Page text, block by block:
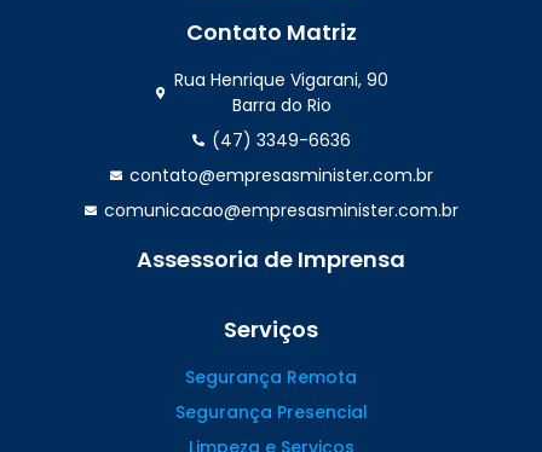
Contato Matriz
Rua Henrique Vigarani, 90
Barra do Rio
(47) 3349-6636
contato@empresasminister.com.br
comunicacao@empresasminister.com.br
(47) 99988.4642
Assessoria de Imprensa
Serviços
Segurança Remota
Segurança Presencial
Limpeza e Serviços